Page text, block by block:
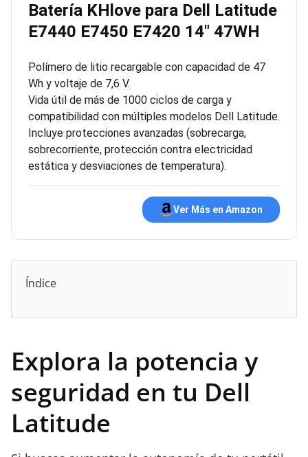
Batería KHlove para Dell Latitude
E7440 E7450 E7420 14″ 47WH
Polímero de litio recargable con capacidad de 47
Wh y voltaje de 7,6 V.
Vida útil de más de 1000 ciclos de carga y
compatibilidad con múltiples modelos Dell Latitude.
Incluye protecciones avanzadas (sobrecarga,
sobrecorriente, protección contra electricidad
estática y desviaciones de temperatura).
Ver Más en Amazon
Índice
Explora la potencia y
seguridad en tu Dell
Latitude